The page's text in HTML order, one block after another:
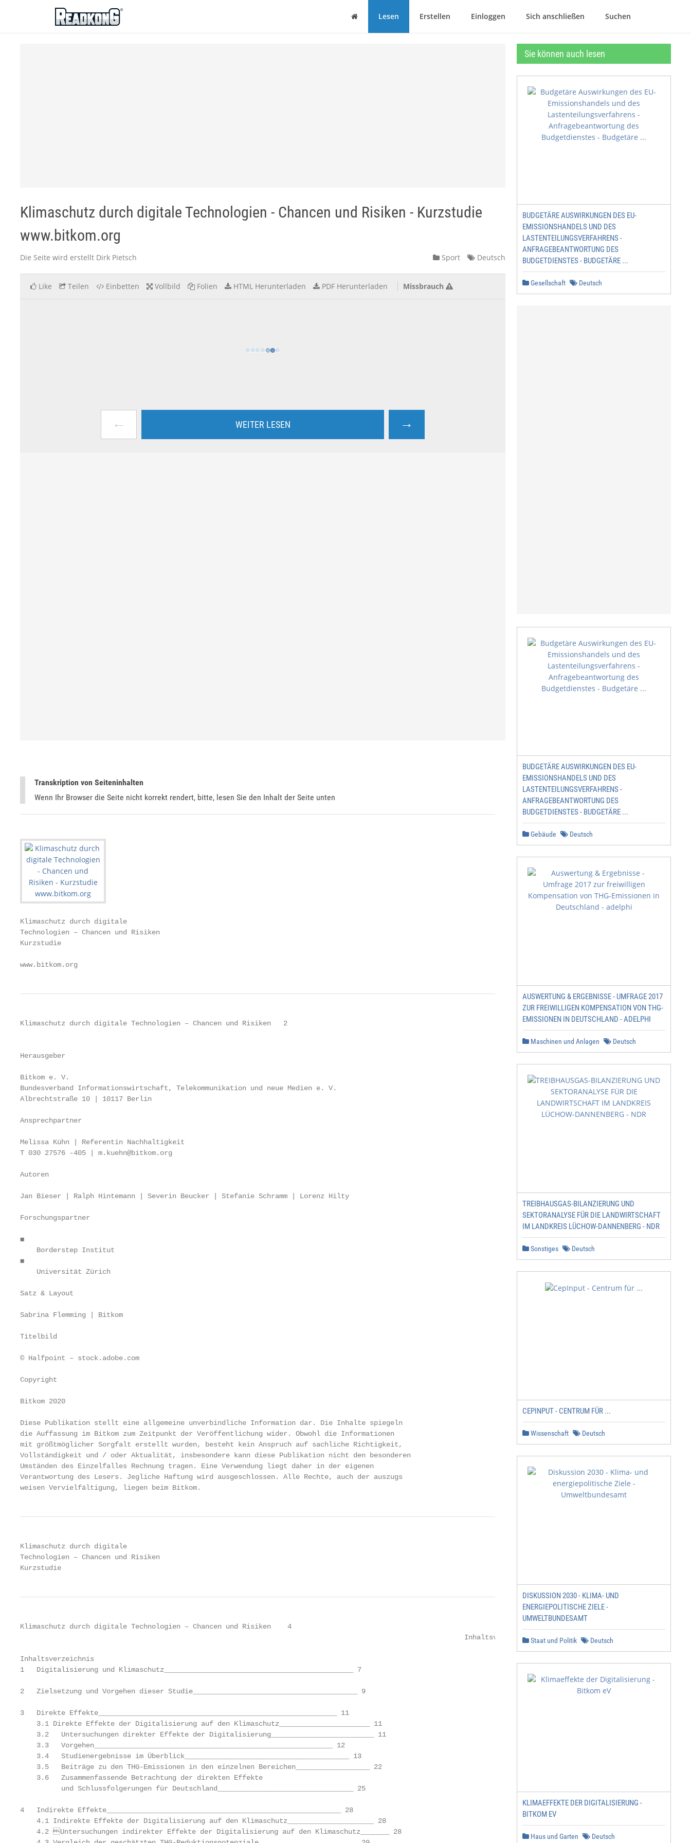
ReadkonG
Haus Lesen Erstellen Einloggen Sich anschließen Suchen
Klimaschutz durch digitale Technologien - Chancen und Risiken - Kurzstudie
www.bitkom.org
Die Seite wird erstellt Dirk Pietsch Sport Deutsch
Like Teilen Einbetten Vollbild Folien HTML Herunterladen PDF Herunterladen Missbrauch
← WEITER LESEN →
Transkription von Seiteninhalten
Wenn Ihr Browser die Seite nicht korrekt rendert, bitte, lesen Sie den Inhalt der Seite unten
Klimaschutz durch digitale
Technologien – Chancen und Risiken
Kurzstudie
www.bitkom.org
Klimaschutz durch digitale Technologien – Chancen und Risiken   2
Herausgeber
Bitkom e. V.
Bundesverband Informationswirtschaft, Telekommunikation und neue Medien e. V.
Albrechtstraße 10 | 10117 Berlin
Ansprechpartner
Melissa Kühn | Referentin Nachhaltigkeit
T 030 27576 -405 | m.kuehn@bitkom.org
Autoren
Jan Bieser | Ralph Hintemann | Severin Beucker | Stefanie Schramm | Lorenz Hilty
Forschungspartner
◼
    Borderstep Institut
◼
    Universität Zürich
Satz & Layout
Sabrina Flemming | Bitkom
Titelbild
© Halfpoint – stock.adobe.com
Copyright
­Bitkom 2020
Diese Publikation stellt eine allgemeine unverbindliche Information dar. Die Inhalte spiegeln
die Auffassung im Bitkom zum Zeitpunkt der Veröffentlichung wider. Obwohl die Informationen
mit größtmöglicher Sorgfalt erstellt wurden, besteht kein Anspruch auf sachliche Richtigkeit,
Vollständigkeit und / oder Aktualität, insbesondere kann diese Publikation nicht den besonderen
Umständen des Einzelfalles Rechnung tragen. Eine Verwendung liegt daher in der eigenen
Verantwortung des Lesers. Jegliche Haftung wird ausgeschlossen. Alle Rechte, auch der auszugs­
weisen Vervielfältigung, liegen beim ­Bitkom.
Klimaschutz durch digitale
Technologien – Chancen und Risiken
Kurzstudie
Klimaschutz durch digitale Technologien – Chancen und Risiken    4
                                                                                                            Inhaltsverzeichnis
Inhaltsverzeichnis
1   Digitalisierung und Klimaschutz______________________________________________ 7
2   Zielsetzung und Vorgehen dieser Studie________________________________________ 9
3   Direkte Effekte__________________________________________________________ 11
    3.1 Direkte Effekte der Digitalisierung auf den Klimaschutz______________________ 11
    3.2   Untersuchungen direkter Effekte der Digitalisierung_________________________ 11
    3.3   Vorgehen__________________________________________________________ 12
    3.4   Studienergebnisse im Überblick________________________________________ 13
    3.5   Beiträge zu den THG-Emissionen in den einzelnen Bereichen__________________ 22
    3.6   Zusammenfassende Betrachtung der direkten Effekte
          und Schlussfolgerungen für Deutschland_________________________________ 25
4   Indirekte Effekte_________________________________________________________ 28
    4.1 Indirekte Effekte der Digitalisierung auf den Klimaschutz_____________________ 28
    4.2	Untersuchungen indirekter Effekte der Digitalisierung auf den Klimaschutz_______ 28
Sie können auch lesen
BUDGETÄRE AUSWIRKUNGEN DES EU-
EMISSIONSHANDELS UND DES
LASTENTEILUNGSVERFAHRENS -
ANFRAGEBEANTWORTUNG DES
BUDGETDIENSTES - BUDGETÄRE ...
Gesellschaft Deutsch
BUDGETÄRE AUSWIRKUNGEN DES EU-
EMISSIONSHANDELS UND DES
LASTENTEILUNGSVERFAHRENS -
ANFRAGEBEANTWORTUNG DES
BUDGETDIENSTES - BUDGETÄRE ...
Gebäude Deutsch
AUSWERTUNG & ERGEBNISSE - UMFRAGE 2017
ZUR FREIWILLIGEN KOMPENSATION VON THG-
EMISSIONEN IN DEUTSCHLAND - ADELPHI
Maschinen und Anlagen Deutsch
TREIBHAUSGAS-BILANZIERUNG UND
SEKTORANALYSE FÜR DIE LANDWIRTSCHAFT
IM LANDKREIS LÜCHOW-DANNENBERG - NDR
Sonstiges Deutsch
CEPINPUT - CENTRUM FÜR ...
Wissenschaft Deutsch
DISKUSSION 2030 - KLIMA- UND
ENERGIEPOLITISCHE ZIELE -
UMWELTBUNDESAMT
Staat und Politik Deutsch
KLIMAEFFEKTE DER DIGITALISIERUNG -
BITKOM EV
Haus und Garten Deutsch